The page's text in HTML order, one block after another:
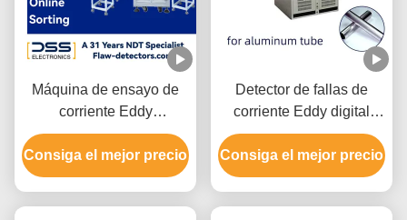
Máquina de ensayo de
corriente Eddy
electrónica integrada
OEM
Consiga el mejor precio
Detector de fallas de
corriente Eddy digital
inteligente Un canal de
prueba relativamente
independiente
Consiga el mejor precio